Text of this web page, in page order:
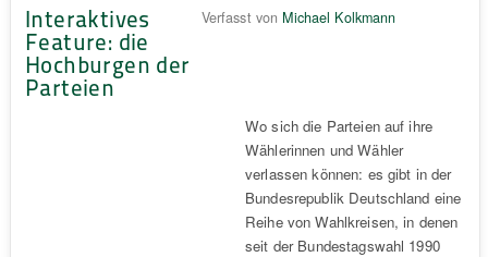
Interaktives
Feature: die
Hochburgen der
Parteien
Verfasst von Michael Kolkmann
Wo sich die Parteien auf ihre
Wählerinnen und Wähler
verlassen können: es gibt in der
Bundesrepublik Deutschland eine
Reihe von Wahlkreisen, in denen
seit der Bundestagswahl 1990